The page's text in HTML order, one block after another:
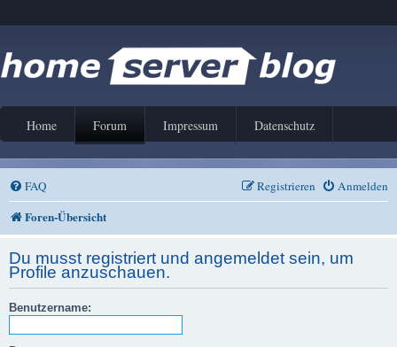
Home Forum Impressum Datenschutz
FAQ Anmelden
Registrieren
Foren-Übersicht
Du musst registriert und angemeldet sein, um
Profile anzuschauen.
Benutzername: